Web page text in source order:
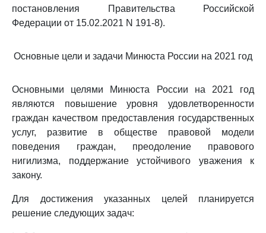
постановления Правительства Российской
Федерации от 15.02.2021 N 191-8).
Основные цели и задачи Минюста России на 2021 год
Основными целями Минюста России на 2021 год
являются повышение уровня удовлетворенности
граждан качеством предоставления государственных
услуг, развитие в обществе правовой модели
поведения граждан, преодоление правового
нигилизма, поддержание устойчивого уважения к
закону.
Для достижения указанных целей планируется
решение следующих задач: